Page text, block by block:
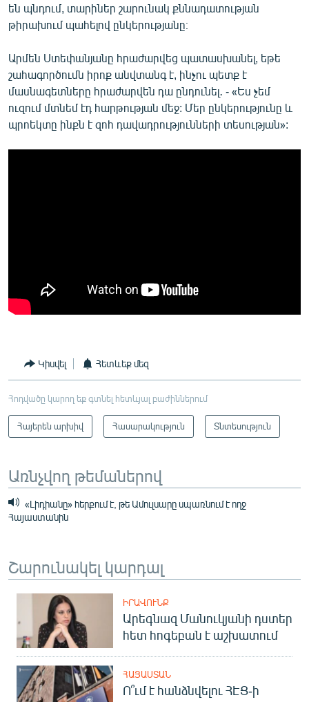
են պնդում, տարիներ շարունակ քննադատության
թիրախում պահելով ընկերությանը։
Արմեն Ստեփանյանը հրաժարվեց պատասխանել, եթե
շահագործումն իրոք անվտանգ է, ինչու պետք է
մասնագետները հրաժարվեն դա ընդունել․ - «Ես չեմ
ուզում մտնեմ էդ հարթության մեջ: Մեր ընկերությունը և
պրոեկտը ինքն է զոհ դավադրությունների տեսության»:
Կիսվել Հետևեք մեզ
Հոդվածը կարող եք գտնել հետևյալ բաժիններում
Հայերեն արխիվ Հասարակություն Տնտեսություն
Առնչվող թեմաներով
«Լիդիանը» հերքում է, թե Ամուլսարը սպառնում է ողջ
Հայաստանին
Շարունակել կարդալ
ԻՐԱՎՈՒՆՔ
Արեգնազ Մանուկյանի դստեր
հետ հոգեբան է աշխատում
ՀԱՅԱՍՏԱՆ
Ո՞ւմ է հանձնվելու ՀԷՑ-ի